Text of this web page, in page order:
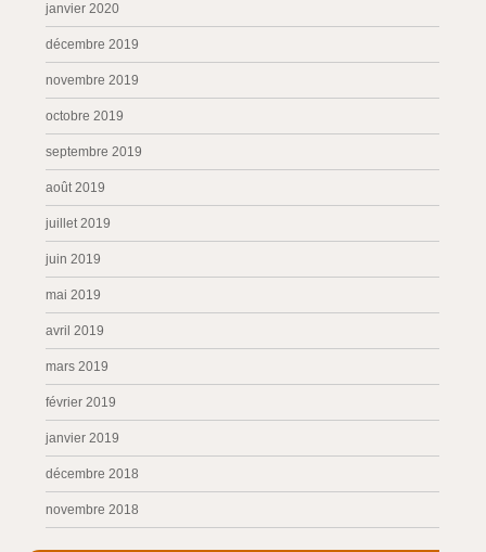
janvier 2020
décembre 2019
novembre 2019
octobre 2019
septembre 2019
août 2019
juillet 2019
juin 2019
mai 2019
avril 2019
mars 2019
février 2019
janvier 2019
décembre 2018
novembre 2018